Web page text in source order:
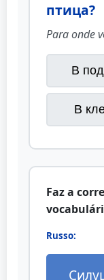
птица?
Para onde
В
В
Faz a
Russo: